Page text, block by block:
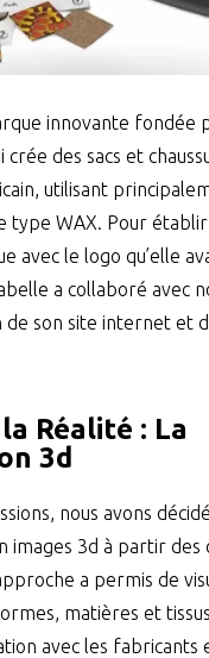
innovante fondée
crée des sacs et
utilisant
type WAX. Pour établir
avec le logo qu’elle
a collaboré avec
de son site internet et
la Réalité : La
3d
nous avons
images 3d à partir des
a permis de
matières et
avec les fabricants